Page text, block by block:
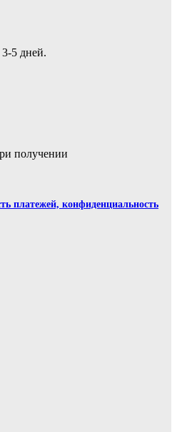
5 дней.
получении
платежей, конфиденциальность